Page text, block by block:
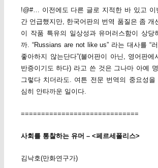
!@#… 이전에도 다른 글로 지적한 바 있고 이
간 언급했지만, 한국어판의 번역 품질은 좀 개
이 작품 특유의 일상성과 유머러스함이 상당
까. “Russians are not like us” 라는 대사를 “
좋아하지 않는단다”(불어판이 아닌, 영어판에
반증이기도 하다) 라고 쓴 것은 그나마 아예
그렇다 치더라도. 여튼 전문 번역의 중요성을
심히 안타까운 일이다.
=============================
사회를 통찰하는 유머 – <페르세폴리스>
김낙호(만화연구가)